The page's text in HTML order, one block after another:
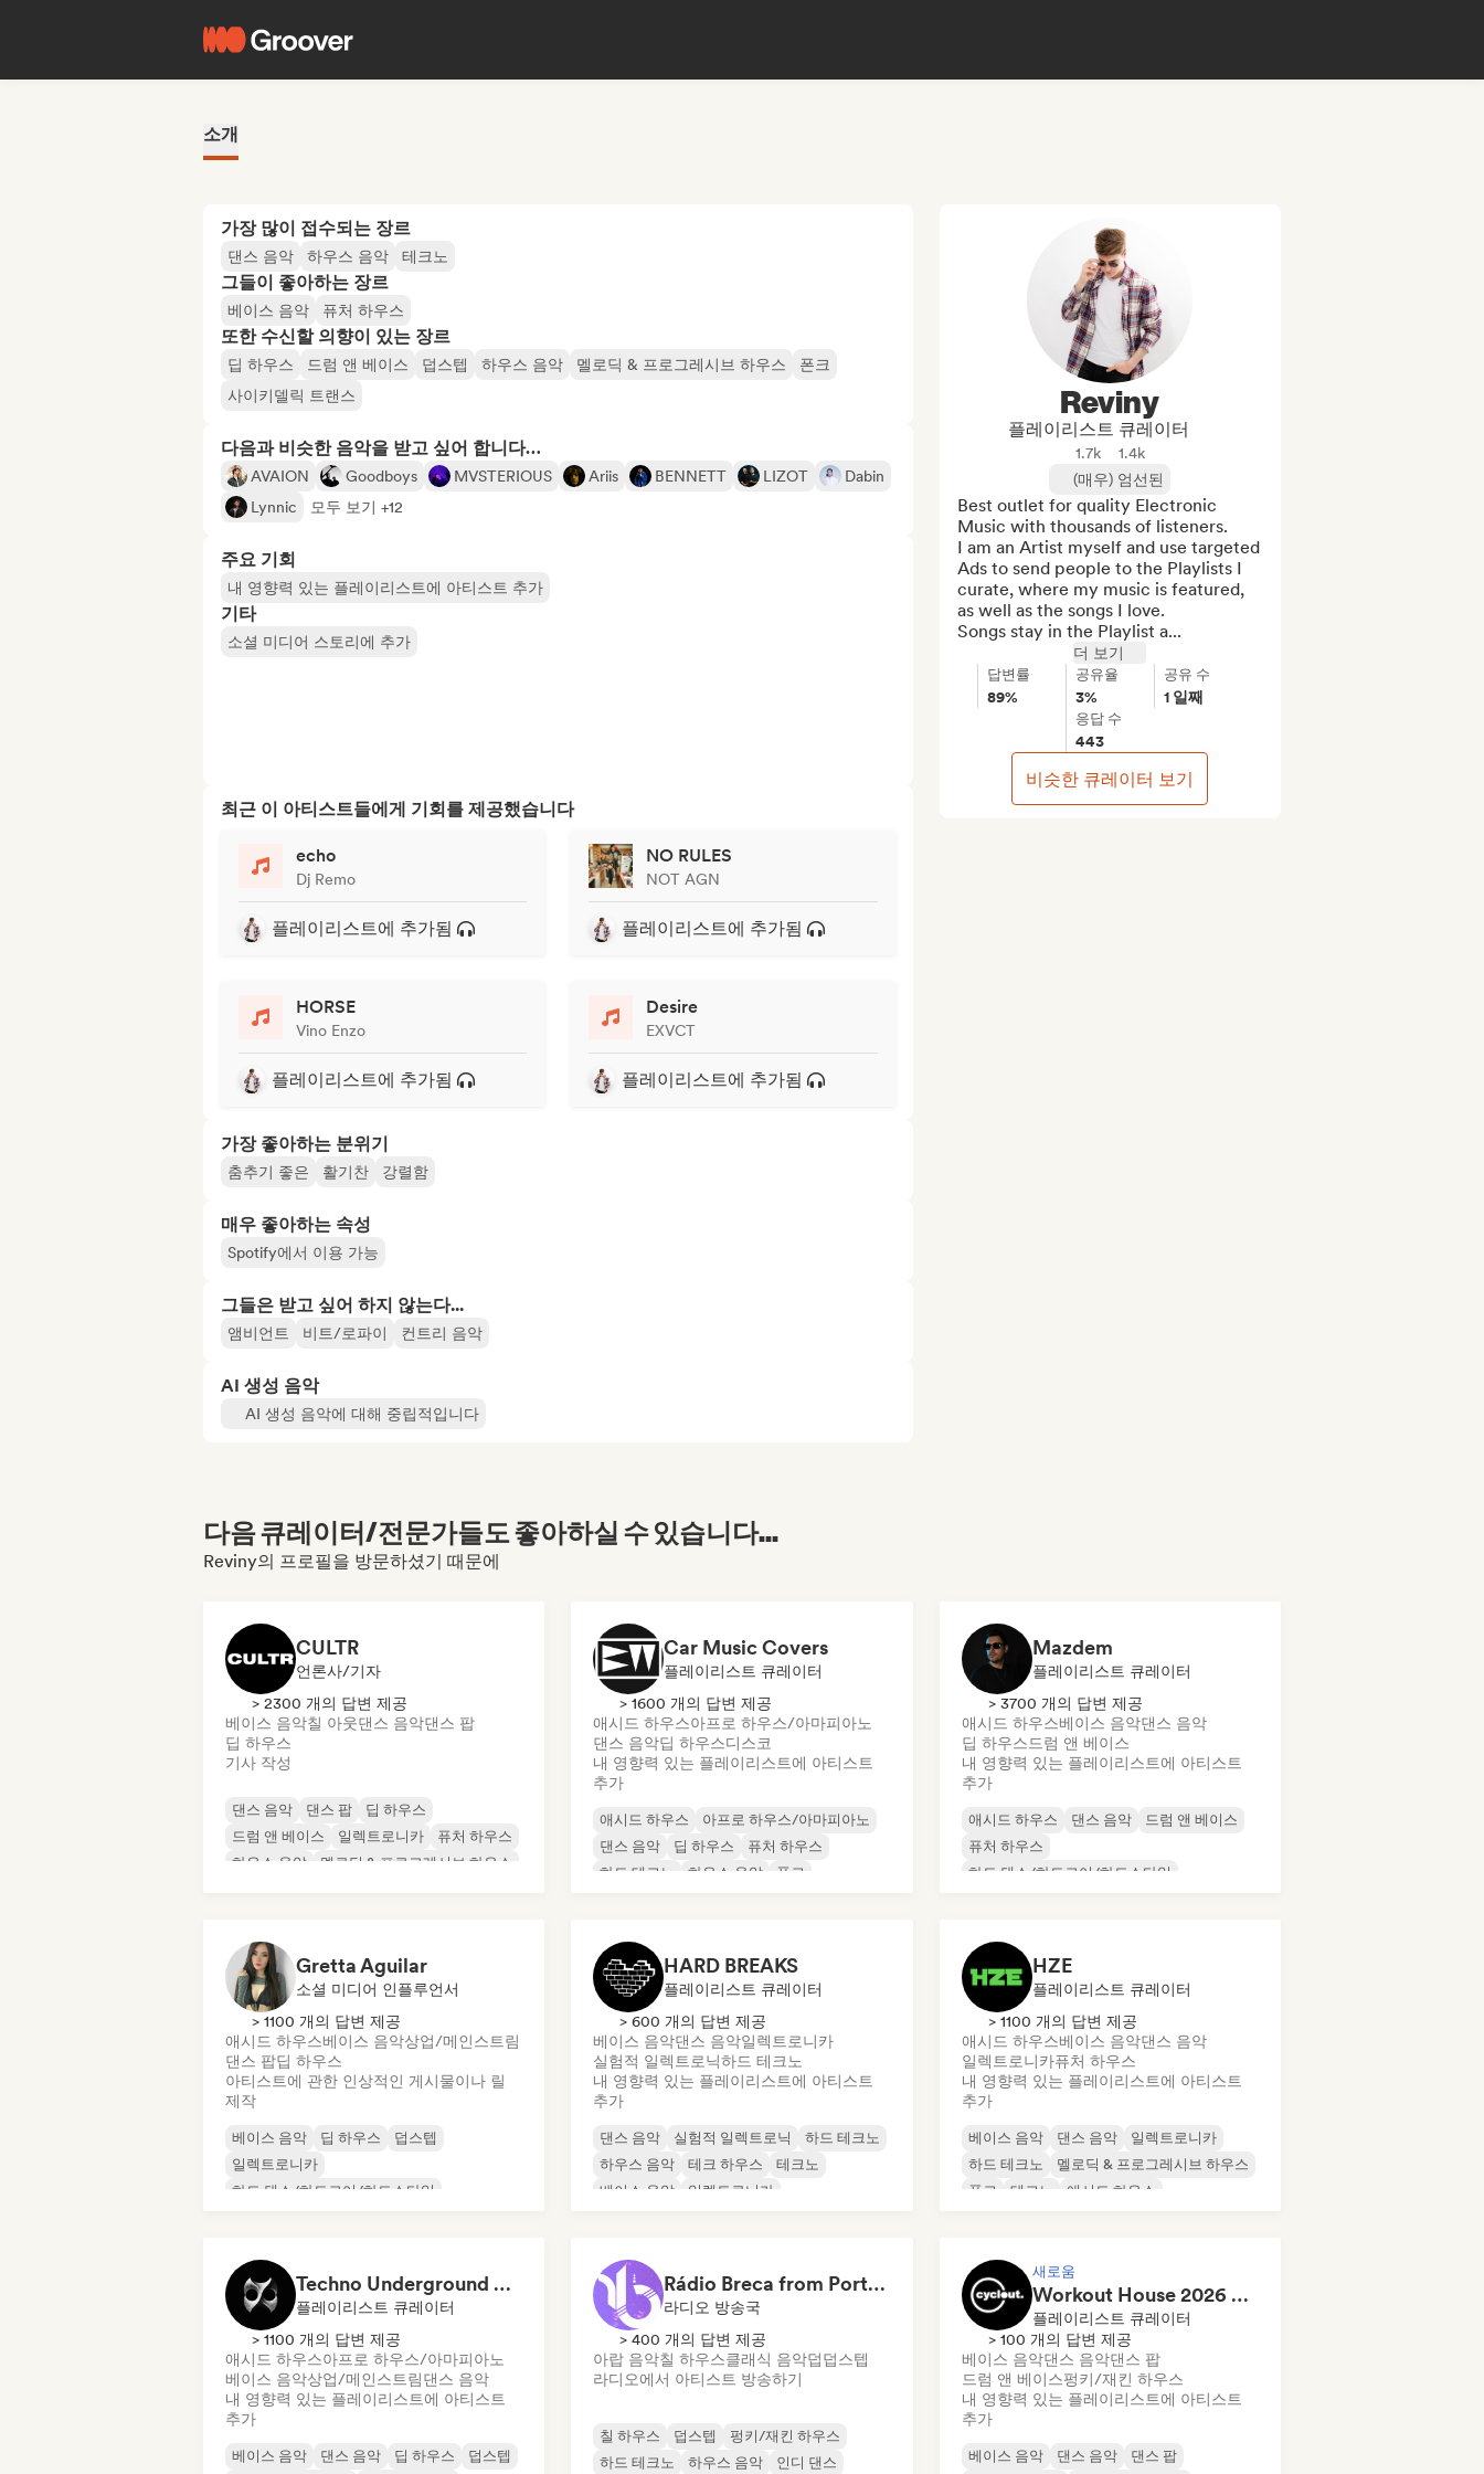
소개
가장 많이 접수되는 장르
댄스 음악 하우스 음악 테크노
그들이 좋아하는 장르
베이스 음악 퓨처 하우스
또한 수신할 의향이 있는 장르
딥 하우스 드럼 앤 베이스 덥스텝 하우스 음악 멜로딕 & 프로그레시브 하우스
폰크
사이키델릭 트랜스
다음과 비슷한 음악을 받고 싶어 합니다…
AVAION Goodboys MVSTERIOUS Ariis BENNETT LIZOT
Dabin
Lynnic
모두 보기 +12
주요 기회
내 영향력 있는 플레이리스트에 아티스트 추가
기타
소셜 미디어 스토리에 추가
최근 이 아티스트들에게 기회를 제공했습니다
echo
Dj Remo
플레이리스트에 추가됨
NO RULES
NOT AGN
플레이리스트에 추가됨
HORSE
Vino Enzo
플레이리스트에 추가됨
Desire
EXVCT
플레이리스트에 추가됨
가장 좋아하는 분위기
춤추기 좋은 활기찬 강렬함
매우 좋아하는 속성
Spotify에서 이용 가능
그들은 받고 싶어 하지 않는다...
앰비언트 비트/로파이 컨트리 음악
AI 생성 음악
AI 생성 음악에 대해 중립적입니다
Reviny
플레이리스트 큐레이터
1.7k
1.4k
(매우) 엄선된
Best outlet for quality Electronic
Music with thousands of listeners.
I am an Artist myself and use targeted
Ads to send people to the Playlists I
curate, where my music is featured,
as well as the songs I love.
Songs stay in the Playlist a...
더 보기
답변률
89%
공유율
3%
공유 수
1 일째
응답 수
443
비슷한 큐레이터 보기
다음 큐레이터/전문가들도 좋아하실 수 있습니다...
Reviny의 프로필을 방문하셨기 때문에
CULTR
언론사/기자
> 2300 개의 답변 제공
베이스 음악칠 아웃댄스 음악댄스 팝
딥 하우스
기사 작성
댄스 음악 댄스 팝
딥 하우스
드럼 앤 베이스
일렉트로니카
퓨처 하우스
하우스 음악
멜로딕 & 프로그레시브 하우스
Car Music Covers
플레이리스트 큐레이터
> 1600 개의 답변 제공
애시드 하우스아프로 하우스/아마피아노
댄스 음악딥 하우스디스코
내 영향력 있는 플레이리스트에 아티스트
추가
애시드 하우스
아프로 하우스/아마피아노
댄스 음악
딥 하우스
퓨처 하우스
하드 테크노
하우스 음악 폰크
Mazdem
플레이리스트 큐레이터
> 3700 개의 답변 제공
애시드 하우스베이스 음악댄스 음악
딥 하우스드럼 앤 베이스
내 영향력 있는 플레이리스트에 아티스트
추가
애시드 하우스 댄스 음악
드럼 앤 베이스
퓨처 하우스
하드 댄스/하드코어/하드스타일
Gretta Aguilar
소셜 미디어 인플루언서
> 1100 개의 답변 제공
애시드 하우스베이스 음악상업/메인스트림
댄스 팝딥 하우스
아티스트에 관한 인상적인 게시물이나 릴
제작
베이스 음악 딥 하우스
덥스텝
일렉트로니카
하드 댄스/하드코어/하드스타일
HARD BREAKS
플레이리스트 큐레이터
> 600 개의 답변 제공
베이스 음악댄스 음악일렉트로니카
실험적 일렉트로닉하드 테크노
내 영향력 있는 플레이리스트에 아티스트
추가
댄스 음악 실험적 일렉트로닉
하드 테크노
하우스 음악
테크 하우스
테크노
베이스 음악
일렉트로니카
HZE
플레이리스트 큐레이터
> 1100 개의 답변 제공
애시드 하우스베이스 음악댄스 음악
일렉트로니카퓨처 하우스
내 영향력 있는 플레이리스트에 아티스트
추가
베이스 음악 댄스 음악
일렉트로니카
하드 테크노
멜로딕 & 프로그레시브 하우스
폰크
테크노 애시드 하우스
Techno Underground Rave Anthems by Orphium
플레이리스트 큐레이터
> 1100 개의 답변 제공
애시드 하우스아프로 하우스/아마피아노
베이스 음악상업/메인스트림댄스 음악
내 영향력 있는 플레이리스트에 아티스트
추가
베이스 음악 댄스 음악 딥 하우스 덥스텝
Rádio Breca from Portugal
라디오 방송국
> 400 개의 답변 제공
아랍 음악칠 하우스클래식 음악덥덥스텝
라디오에서 아티스트 방송하기
칠 하우스 덥스텝
펑키/재킨 하우스
하드 테크노
하우스 음악 인디 댄스
새로움
Workout House 2026 💪 by Cyclout Records
플레이리스트 큐레이터
> 100 개의 답변 제공
베이스 음악댄스 음악댄스 팝
드럼 앤 베이스펑키/재킨 하우스
내 영향력 있는 플레이리스트에 아티스트
추가
베이스 음악 댄스 음악 댄스 팝